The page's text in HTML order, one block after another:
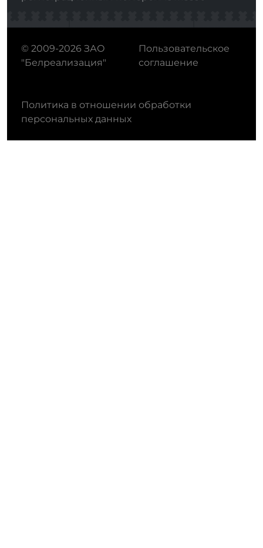
© 2009-2026 ЗАО
"Белреализация"
Пользовательское
соглашение
Политика в отношении обработки
персональных данных